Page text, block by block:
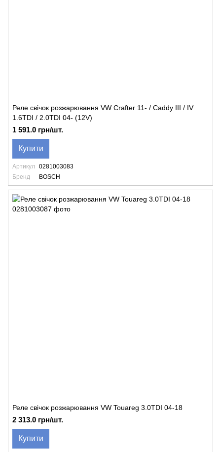
Реле свічок розжарювання VW Crafter 11- / Caddy III / IV
1.6TDI / 2.0TDI 04- (12V)
1 591.0 грн/шт.
Купити
Артикул
0281003083
Бренд
BOSCH
Реле свічок розжарювання VW Touareg 3.0TDI 04-18
2 313.0 грн/шт.
Купити